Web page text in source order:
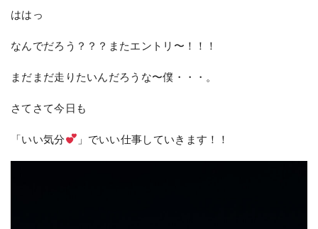
ははっ
なんでだろう？？？またエントリ〜！！！
まだまだ走りたいんだろうな〜僕・・・。
さてさて今日も
「いい気分 」でいい仕事していきます！！